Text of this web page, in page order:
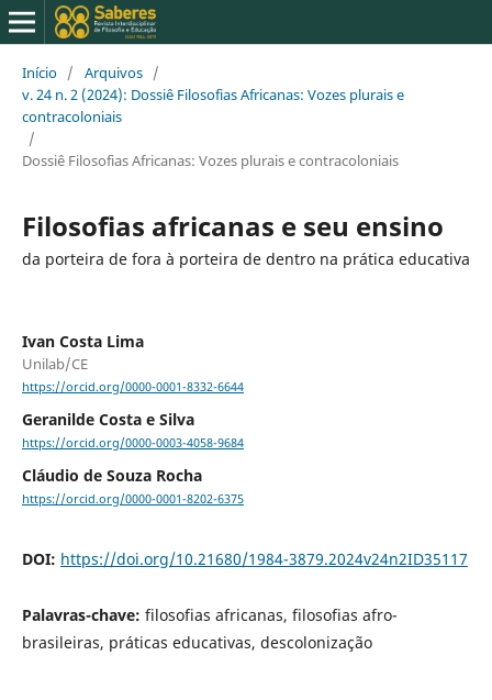
Início / Arquivos /
v. 24 n. 2 (2024): Dossiê Filosofias Africanas: Vozes plurais e
contracoloniais
/
Dossiê Filosofias Africanas: Vozes plurais e contracoloniais
Filosofias africanas e seu ensino
da porteira de fora à porteira de dentro na prática educativa
Ivan Costa Lima
Unilab/CE
https://orcid.org/0000-0001-8332-6644
Geranilde Costa e Silva
https://orcid.org/0000-0003-4058-9684
Cláudio de Souza Rocha
https://orcid.org/0000-0001-8202-6375
DOI: https://doi.org/10.21680/1984-3879.2024v24n2ID35117
Palavras-chave: filosofias africanas, filosofias afro-
brasileiras, práticas educativas, descolonização